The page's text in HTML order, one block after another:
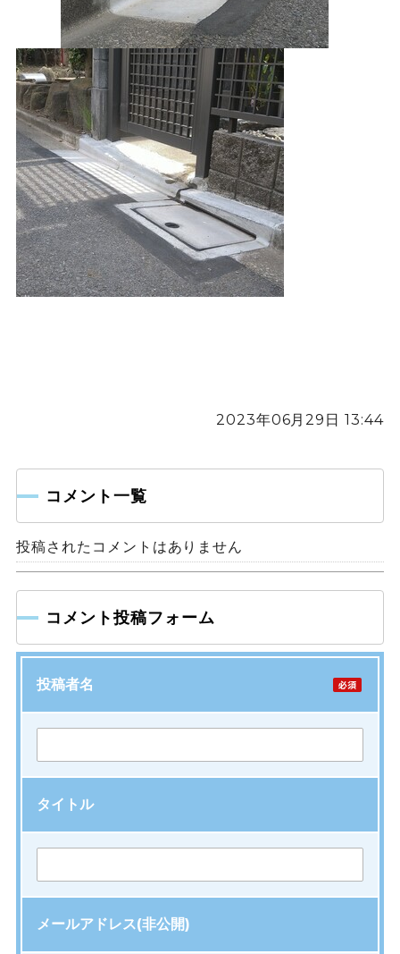
2023年06月29日 13:44
コメント一覧
投稿されたコメントはありません
コメント投稿フォーム
投稿者名
タイトル
メールアドレス(非公開)